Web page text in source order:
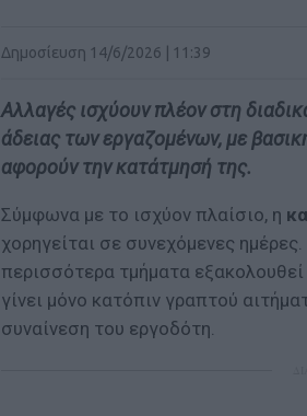
Δημοσίευση 14/6/2026 | 11:39
Αλλαγές ισχύουν πλέον στη
άδειας των εργαζομένων, με
αφορούν την κατάτμησή της.
Σύμφωνα με το ισχύον πλαίσιο, η
χορηγείται σε συνεχόμενες
περισσότερα τμήματα
γίνει μόνο κατόπιν γραπτού
συναίνεση του εργοδότη.